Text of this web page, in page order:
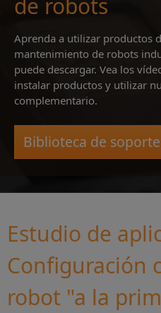
de robots
Aprenda a utilizar productos
mantenimiento de robots
puede descargar. Vea los
instalar productos y utilizar
complementario.
Biblioteca de
Estudio de
Configuración
robot "a la